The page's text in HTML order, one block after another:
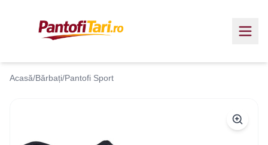
Acasă/Bărbați/Pantofi Sport